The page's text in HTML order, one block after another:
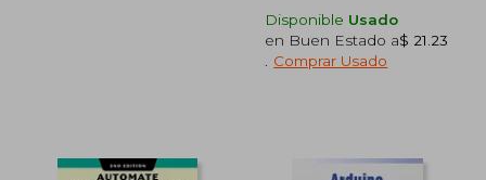
Disponible Usado
en Buen Estado a$ 21.23
Comprar Usado